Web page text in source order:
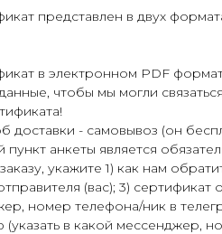
представлен в двух
в электронном PDF
чтобы мы могли
доставки - самовывоз (он
пункт анкеты является
укажите 1) как нам
(вас); 3) сертификат
номер телефона/ник в
(указать в какой мессенджер,